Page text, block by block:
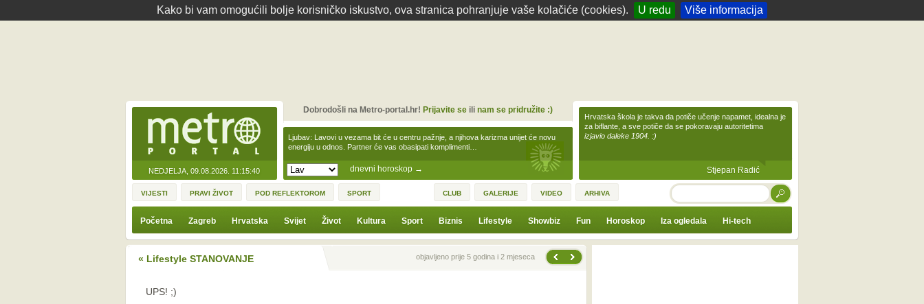
Kako bi vam omogućili bolje korisničko iskustvo, ova stranica pohranjuje vaše kolačiće (cookies). U redu Više informacija
NEDJELJA, 09.08.2026. 11:15:40 dnevni horoskop →
Ljubav: Lavovi u vezama bit će u centru pažnje, a njihova karizma unijet će novu
energiju u odnos. Partner će vas obasipati komplimenti…
Dobrodošli na Metro-portal.hr! Prijavite seili nam se pridružite :)
Hrvatska škola je takva da potiče učenje napamet, idealna je
za biflante, a sve potiče da se pokoravaju autoritetima
izjavio daleke 1904. :)
Stjepan Radić
VIJESTI PRAVI ŽIVOT POD REFLEKTOROM SPORT CLUB GALERIJE VIDEO ARHIVA TRAŽI
Početna Zagreb Hrvatska Svijet Život Kultura Sport Biznis Lifestyle Showbiz Fun Horoskop Iza ogledala Hi-tech
« Lifestyle STANOVANJE Prethodna vijestobjavljeno prije 5 godina i 2 mjeseca
UPS! ;)